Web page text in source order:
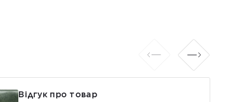
Відгук про товар